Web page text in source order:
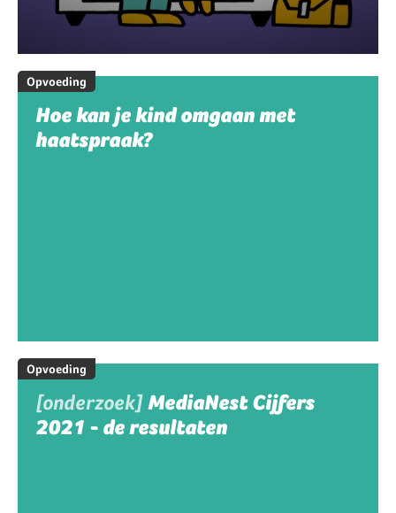
Opvoeding
Hoe kan je kind omgaan met
haatspraak?
Opvoeding
[onderzoek]MediaNest Cijfers
2021 - de resultaten